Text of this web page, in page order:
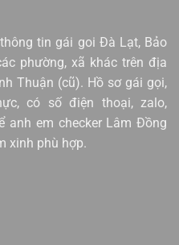
tin gái goi Đà Lạt, Bảo
phường, xã khác trên địa
Thuận (cũ). Hồ sơ gái gọi,
có số điện thoại, zalo,
anh em checker Lâm Đồng
xinh phù hợp.